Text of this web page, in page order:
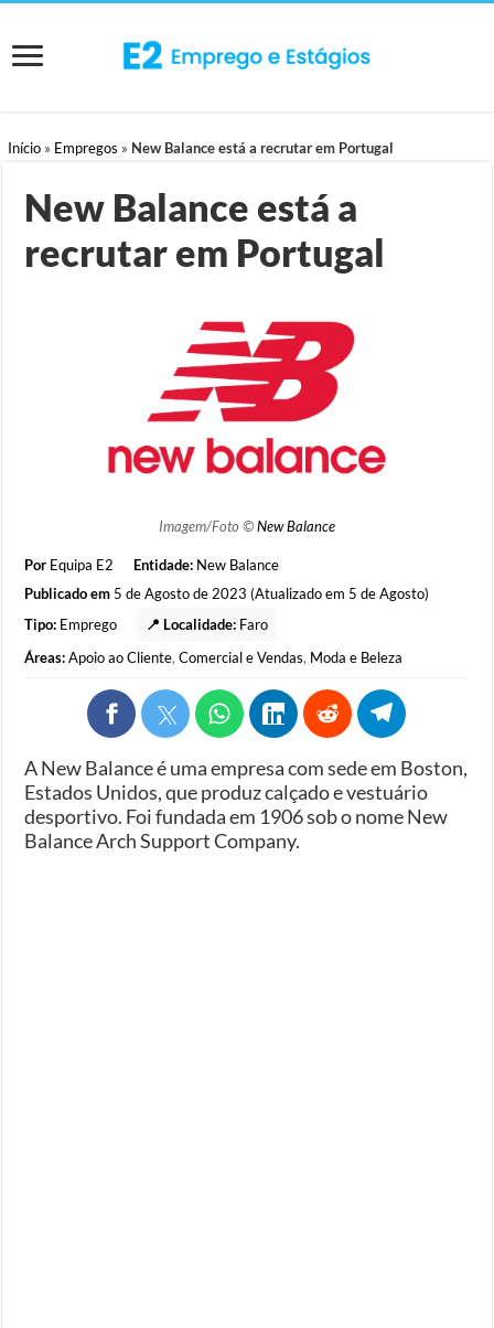
Início » Empregos » New Balance está a recrutar em Portugal
New Balance está a
recrutar em Portugal
Imagem/Foto ©New Balance
Por Equipa E2 Entidade: New Balance
Publicado em 5 de Agosto de 2023 (Atualizado em 5 de Agosto)
Tipo: Emprego 📍 Localidade: Faro
Áreas: Apoio ao Cliente,Comercial e Vendas, Moda e Beleza
A New Balance é uma empresa com sede em Boston,
Estados Unidos, que produz calçado e vestuário
desportivo. Foi fundada em 1906 sob o nome New
Balance Arch Support Company.